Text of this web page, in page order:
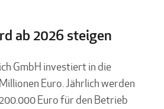
ab 2026 steigen
GmbH investiert in die
Euro. Jährlich werden
Euro für den Betrieb